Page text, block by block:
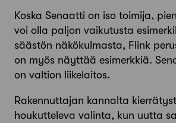
Koska Senaatti on iso toimija,
voi olla paljon vaikutusta
säästön näkökulmasta, Flink
on myös näyttää esimerkkiä.
on valtion liikelaitos.
Rakennuttajan kannalta
houkutteleva valinta, kun uutta